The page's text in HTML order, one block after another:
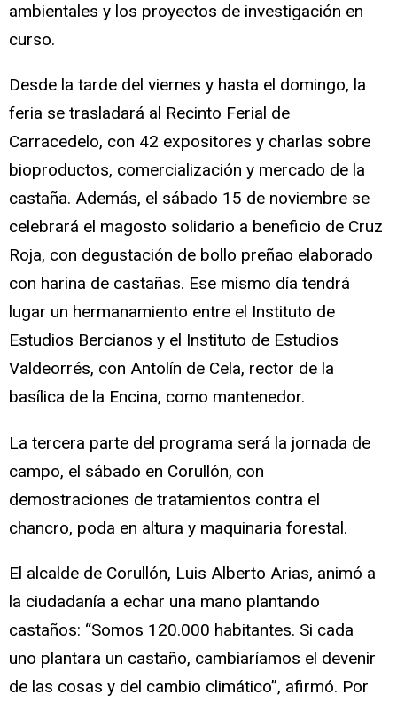
ambientales y los proyectos de investigación en
curso.
Desde la tarde del viernes y hasta el domingo, la
feria se trasladará al Recinto Ferial de
Carracedelo, con 42 expositores y charlas sobre
bioproductos, comercialización y mercado de la
castaña. Además, el sábado 15 de noviembre se
celebrará el magosto solidario a beneficio de Cruz
Roja, con degustación de bollo preñao elaborado
con harina de castañas. Ese mismo día tendrá
lugar un hermanamiento entre el Instituto de
Estudios Bercianos y el Instituto de Estudios
Valdeorrés, con Antolín de Cela, rector de la
basílica de la Encina, como mantenedor.
La tercera parte del programa será la jornada de
campo, el sábado en Corullón, con
demostraciones de tratamientos contra el
chancro, poda en altura y maquinaria forestal.
El alcalde de Corullón, Luis Alberto Arias, animó a
la ciudadanía a echar una mano plantando
castaños: “Somos 120.000 habitantes. Si cada
uno plantara un castaño, cambiaríamos el devenir
de las cosas y del cambio climático”, afirmó. Por